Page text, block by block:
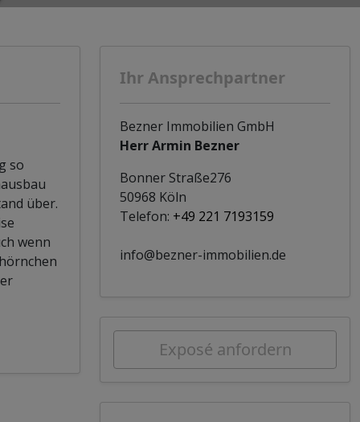
so
über.
wenn
Ihr Ansprechpartner
Bezner Immobilien GmbH
Herr Armin Bezner
Bonner Straße276
50968 Köln
Telefon: +49 221 7193159
info@bezner-immobilien.de
Exposé anfordern